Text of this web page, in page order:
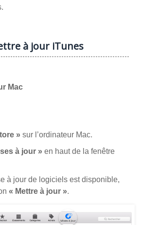
à jour iTunes
Mac
» sur l’ordinateur Mac.
à jour » en haut de la fenêtre
à jour de logiciels est disponible,
« Mettre à jour ».